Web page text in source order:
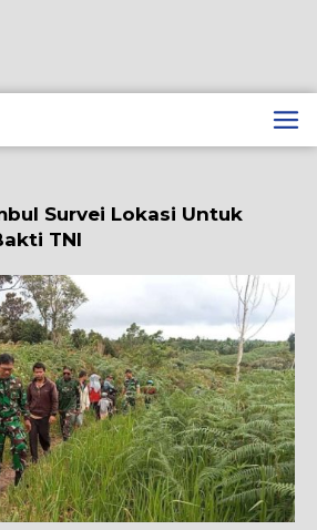
Survei Lokasi Untuk
TNI